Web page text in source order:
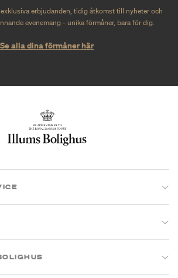
erbjudanden, tidig åtkomst till nyheter och
evenemang - unika förmåner, bara för dig.
Se alla dina förmåner här